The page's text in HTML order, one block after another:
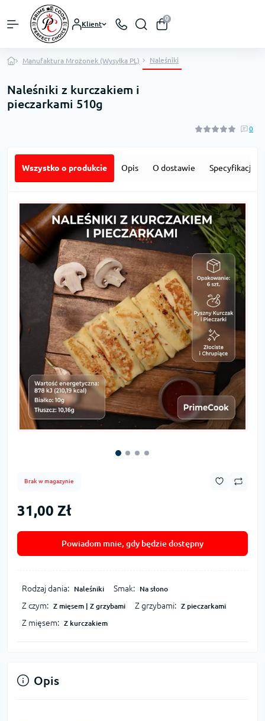
Klient
0
Manufaktura Mrożonek (Wysyłka PL) Naleśniki
Naleśniki z kurczakiem i
pieczarkami 510g
0
Wszystko o produkcie Opis O dostawie Specyfikacja
Brak w magazynie
31,00 Zł
Powiadom mnie, gdy będzie dostępny
Rodzaj dania: Naleśniki Smak: Na słono
Z czym: Z mięsem | Z grzybami Z grzybami: Z pieczarkami
Z mięsem: Z kurczakiem
Opis